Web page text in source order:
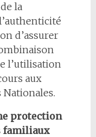
la
d’assurer
l’utilisation
aux
protection
familiaux